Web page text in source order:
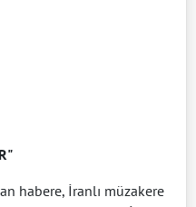
habere, İranlı müzakere